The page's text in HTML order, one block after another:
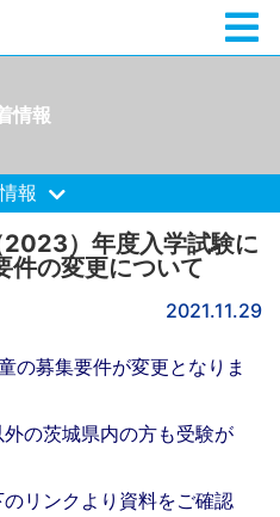
情報
報
）年度入学試験に
件の変更について
2021.11.29
の募集要件が変更となりま
の茨城県内の方も受験が
リンクより資料をご確認